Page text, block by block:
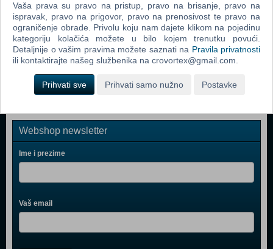
PlayStation VR
PlayStation 4 500GB D Chassis Gold Lim.ed.+dodatni
Gold DS4 kont
PlayStation 4 1TB Slim D Chassis Black
Webshop newsletter
Ime i prezime
Vaš email
Vaša prava su pravo na pristup, pravo na brisanje, pravo na
ispravak, pravo na prigovor, pravo na prenosivost te pravo na
ograničenje obrade. Privolu koju nam dajete klikom na pojedinu
kategoriju kolačića možete u bilo kojem trenutku povući.
Detaljnije o vašim pravima možete saznati na Pravila privatnosti
ili kontaktirajte našeg službenika na crovortex@gmail.com.
Prihvati sve Prihvati samo nužno Postavke